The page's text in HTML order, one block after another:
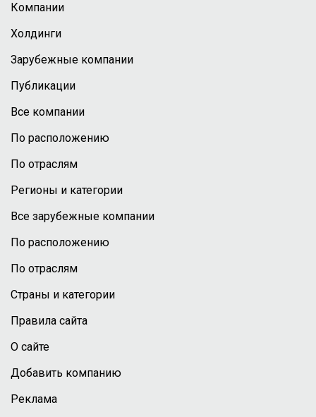
Компании
Холдинги
Зарубежные компании
Публикации
Все компании
По расположению
По отраслям
Регионы и категории
Все зарубежные компании
По расположению
По отраслям
Страны и категории
Правила сайта
О сайте
Добавить компанию
Реклама